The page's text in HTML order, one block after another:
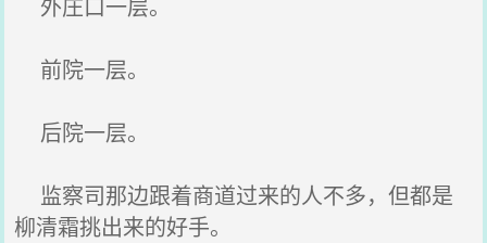
前院一层。
后院一层。
监察司那边跟着商道过来的人不多，但都是
柳清霜挑出来的好手。